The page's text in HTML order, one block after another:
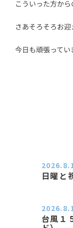
こういった方か
さあそろそろお
今日も頑張って
日曜と
台風１